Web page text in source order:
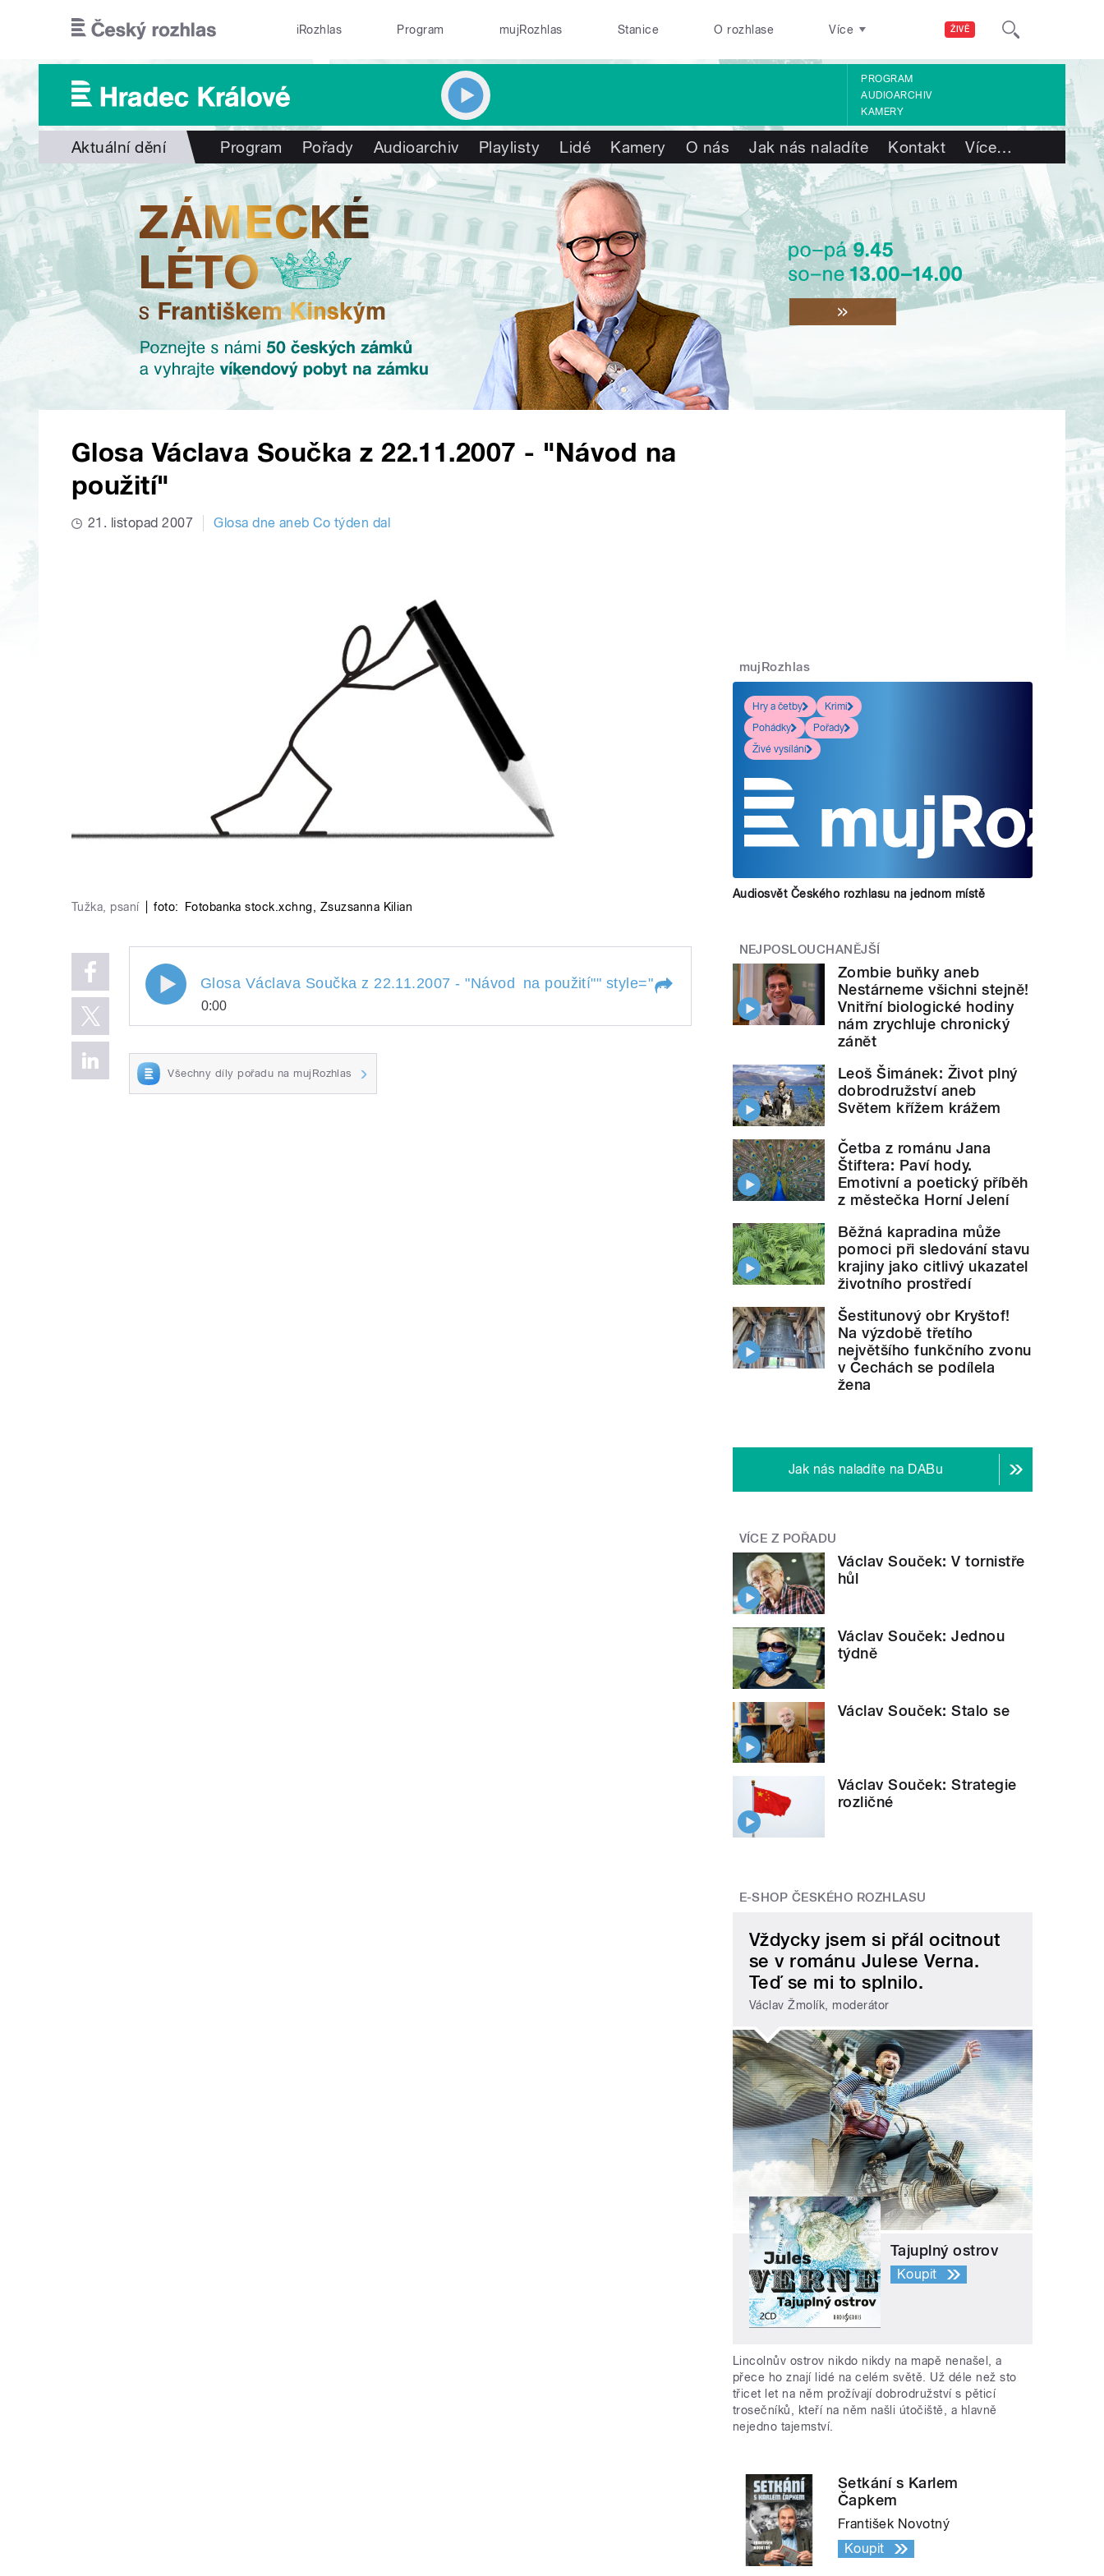
ŽIVĚ
iRozhlas Program mujRozhlas Stanice O rozhlase Více
PROGRAM
AUDIOARCHIV
KAMERY
Aktuální dění Program Pořady Audioarchiv Playlisty Lidé Kamery O nás Jak nás naladíte Kontakt Více…
Glosa Václava Součka z 22.11.2007 - "Návod na
použití"
21. listopad 2007 Glosa dne aneb Co týden dal
Tužka, psaní foto: Fotobanka stock.xchng, Zsuzsanna Kilian
Glosa Václava Součka z 22.11.2007 - "Návod na použití"
Glosa Václava Součka z 22.11.2007 - "Návod na použití"" style=""> Glosa Václava Součka z 22.11.2007 - "Návod na použití"
0:00
"Návod
Všechny díly pořadu na mujRozhlas
mujRozhlas
Hry a četby
Krimi
Pohádky
Pořady
Živé vysílání
Audiosvět Českého rozhlasu na jednom místě
NEJPOSLOUCHANĚJŠÍ
Zombie buňky aneb
Nestárneme všichni stejně!
Vnitřní biologické hodiny
nám zrychluje chronický
zánět
Leoš Šimánek: Život plný
dobrodružství aneb
Světem křížem krážem
Četba z románu Jana
Štiftera: Paví hody.
Emotivní a poetický příběh
z městečka Horní Jelení
Běžná kapradina může
pomoci při sledování stavu
krajiny jako citlivý ukazatel
životního prostředí
Šestitunový obr Kryštof!
Na výzdobě třetího
největšího funkčního zvonu
v Čechách se podílela
žena
Jak nás naladíte na DABu
VÍCE Z POŘADU
Václav Souček: V tornistře
hůl
Václav Souček: Jednou
týdně
Václav Souček: Stalo se
Václav Souček: Strategie
rozličné
E-SHOP ČESKÉHO ROZHLASU
Vždycky jsem si přál ocitnout
se v románu Julese Verna.
Teď se mi to splnilo.
Václav Žmolík, moderátor
Tajuplný ostrov
Koupit
Lincolnův ostrov nikdo nikdy na mapě nenašel, a
přece ho znají lidé na celém světě. Už déle než sto
třicet let na něm prožívají dobrodružství s pěticí
trosečníků, kteří na něm našli útočiště, a hlavně
nejedno tajemství.
Setkání s Karlem
Čapkem
František Novotný
Koupit